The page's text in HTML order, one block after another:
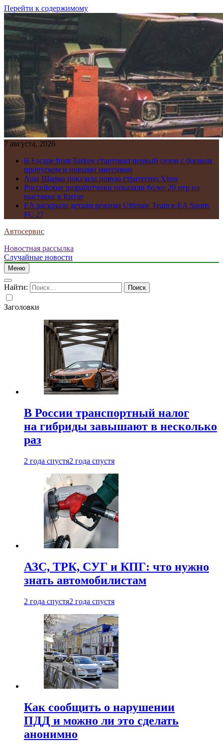
Перейти к содержимому
7 августа, 2026
В Escape from Tarkov стартовал первый сезон с боевым
пропуском и новыми миссиями
Аша Шарма показала новую стратегию Xbox
Российские разработчики показали более 20 игр на
выставке в Китае
EA раскрыла детали режима Ultimate Team в EA Sports
FC 27
Автосервис
Новостная рассылка
Случайные новости
Меню
Найти:
Заголовки
В России транспортный налог
на гибриды завышают в несколько
раз
2 года спустя2 года спустя
АЗС, ТРК, СУГ и КПГ: что нужно
знать автомобилистам
2 года спустя2 года спустя
Как сообщить о нарушении
ПДД и можно ли это сделать
анонимно